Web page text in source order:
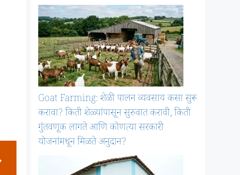
Goat Farming: शेळी पालन व्यवसाय कसा सुरू
करावा? किती शेळ्यांपासून सुरुवात करावी, किती
गुंतवणूक लागते आणि कोणत्या सरकारी
योजनांमधून मिळते अनुदान?